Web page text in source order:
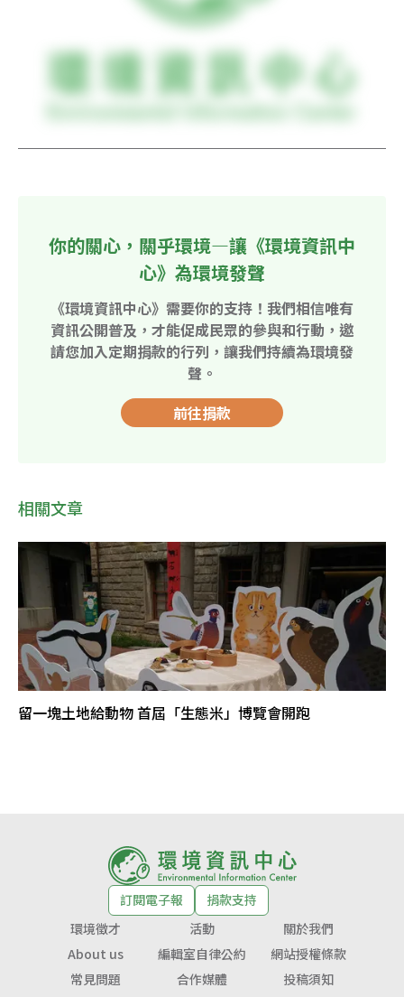
你的關心，關乎環境—讓《環境資訊中
心》為環境發聲
《環境資訊中心》需要你的支持！我們相信唯有
資訊公開普及，才能促成民眾的參與和行動，邀
請您加入定期捐款的行列，讓我們持續為環境發
聲。
前往捐款
相關文章
留一塊土地給動物 首屆「生態米」博覽會開跑
訂閱電子報
捐款支持
環境徵才
活動
關於我們
About us
編輯室自律公約
網站授權條款
常見問題
合作媒體
投稿須知